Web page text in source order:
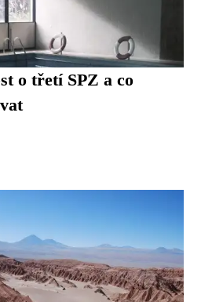
o třetí SPZ a co